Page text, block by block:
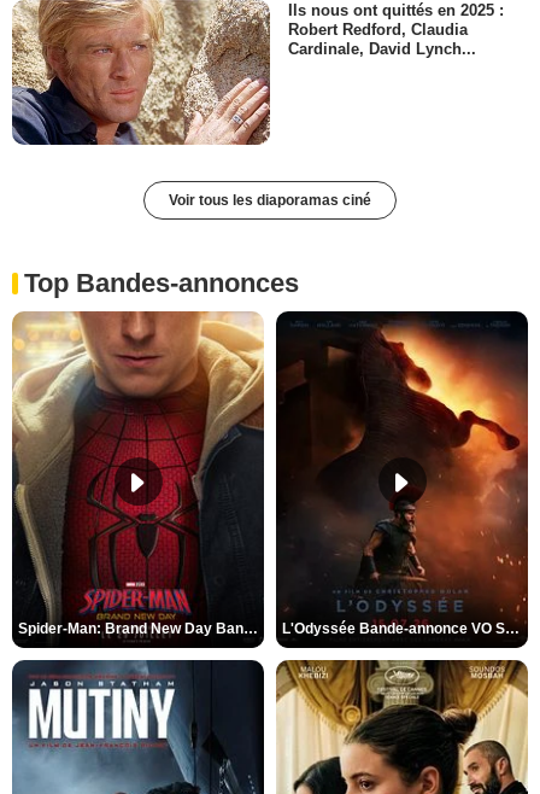
Ils nous ont quittés en 2025 :
Robert Redford, Claudia
Cardinale, David Lynch...
Voir tous les diaporamas ciné
Top Bandes-annonces
Spider-Man: Brand New Day Bande-annonce VO STFR L'Odyssée Bande-annonce VO STFR